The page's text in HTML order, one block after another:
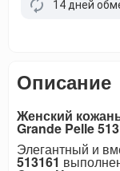
14 дней
Описание
Женский
Grande Pelle
Элегантный и
513161